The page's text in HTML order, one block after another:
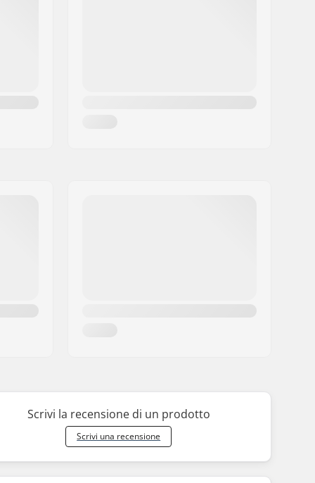
Scrivi la recensione di un prodotto
Scrivi una recensione